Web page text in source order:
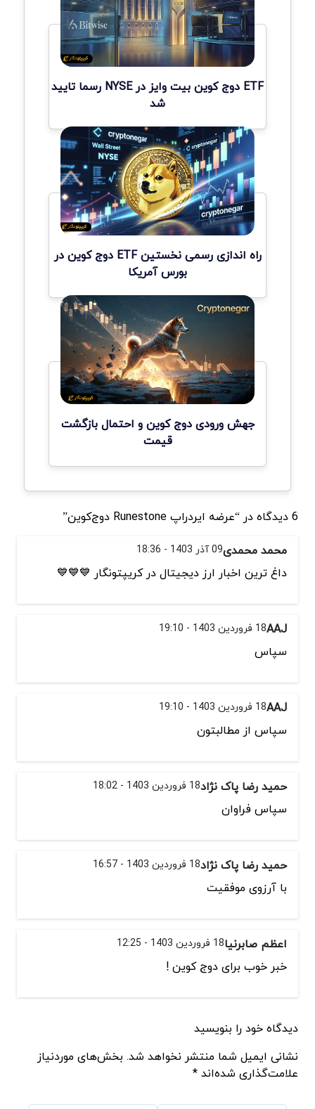
ETF دوج کوین بیت وایز در NYSE رسما تایید
شد
راه اندازی رسمی نخستین ETF دوج کوین در
بورس آمریکا
جهش ورودی دوج کوین و احتمال بازگشت
قیمت
6 دیدگاه در “عرضه ایردراپ Runestone دوج‌کوین”
محمد محمدی09 آذر 1403 - 18:36
داغ ترین اخبار ارز دیجیتال در کریپتونگار 💙💙💙
AAJ18 فروردین 1403 - 19:10
سپاس
AAJ18 فروردین 1403 - 19:10
سپاس از مطالبتون
حمید رضا پاک نژاد18 فروردین 1403 - 18:02
سپاس فراوان
حمید رضا پاک نژاد18 فروردین 1403 - 16:57
با آرزوی موفقیت
اعظم صابرنیا18 فروردین 1403 - 12:25
خبر خوب برای دوج کوین !
دیدگاه خود را بنویسید
نشانی ایمیل شما منتشر نخواهد شد. بخش‌های موردنیاز
علامت‌گذاری شده‌اند *